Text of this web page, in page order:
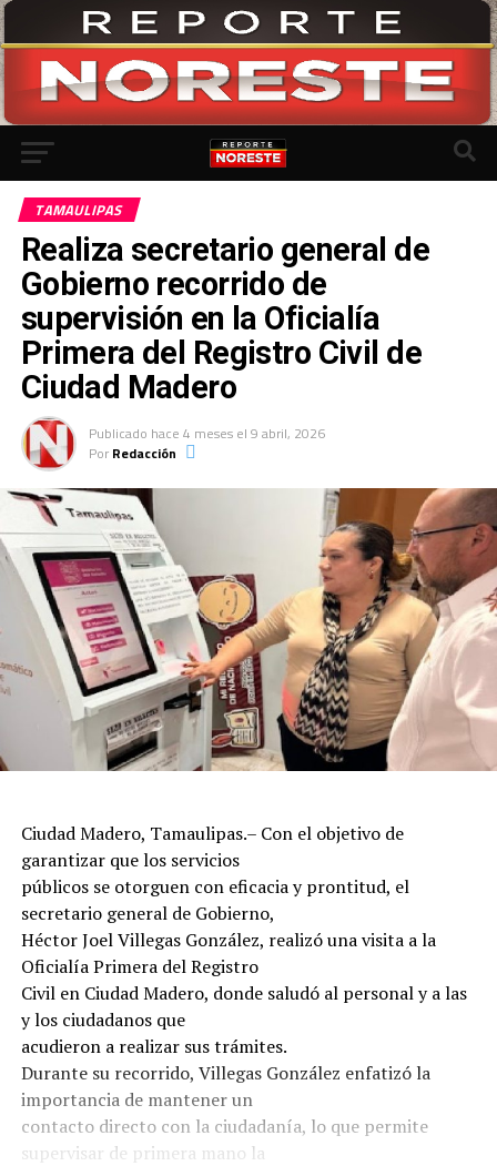
TAMAULIPAS
Realiza secretario general de
Gobierno recorrido de
supervisión en la Oficialía
Primera del Registro Civil de
Ciudad Madero
Publicado hace 4 meses el 9 abril, 2026
Por Redacción
Ciudad Madero, Tamaulipas.– Con el objetivo de
garantizar que los servicios
públicos se otorguen con eficacia y prontitud, el
secretario general de Gobierno,
Héctor Joel Villegas González, realizó una visita a la
Oficialía Primera del Registro
Civil en Ciudad Madero, donde saludó al personal y a las
y los ciudadanos que
acudieron a realizar sus trámites.
Durante su recorrido, Villegas González enfatizó la
importancia de mantener un
contacto directo con la ciudadanía, lo que permite
supervisar de primera mano la
Ir a la versión móvil